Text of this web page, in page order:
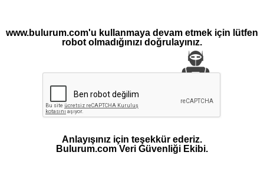
www.bulurum.com'u kullanmaya devam etmek için lütfen
robot olmadığınızı doğrulayınız.
Anlayışınız için teşekkür ederiz.
Bulurum.com Veri Güvenliği Ekibi.